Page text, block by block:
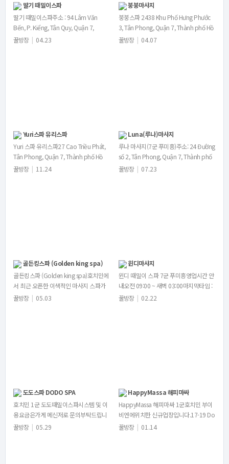
딸기 때밀이스파
딸기 때밀이스파주소 : 94 Lâm Văn
Bến, P. Kiểng, Tân Quy, Quận 7,
Thành phố Hồ Chí Minh시스템…
꿀방장 | 04.23
붕붕마사지
붕붕스파 2438 Khu Phố Hưng Phước
3, Tân Phong, Quận 7, Thành phố Hồ
Chí Minh시스템 및 이용…
꿀방장 | 04.07
Yuri스파 유리스파
Yuri 스파 유리스파27 Cao Triều Phát,
Tân Phong, Quận 7, Thành phố Hồ
Chí Minh주소 링크 htt…
꿀방장 | 11.24
Luna(루나)마사지
루나 마사지(7군 푸미흥)주소: 24 Đường
số 2, Tân Phong, Quận 7, Thành phố
Hồ Chí Minh 한국식 때밀…
꿀방장 | 07.23
골든킹스파 (Golden king spa)
골든킹스파 (Golden king spa)호치민에
서 최근 오픈한 이색적인 마사지 스파가
있습니다.바로 골든킹스파(Golden king
꿀방장 | 05.03
윈디마사지
윈디 때밀이 스파 7군 푸미흥영업시간 안
내오전 09:00 ~ 새벽 03:00마지막타임 :
밤 00:30 (새벽 3시마감)시스템 및 이용
꿀방장 | 02.22
도도스파 DODO SPA
호치민 1군 도도때밀이스파시스템 및 이
용요금은가게 메신저로 문의부탁드립니
다!예약 및 문의카카오톡dodospa79​텔
꿀방장 | 05.29
HappyMassa 해피마싸
HappyMassa 해피마싸 1군호치민 부이
비엔에위치한 신규업장입니다.17-19 Do
Quang Dau, Pham Ngu Lao, Quan 1,
꿀방장 | 01.14